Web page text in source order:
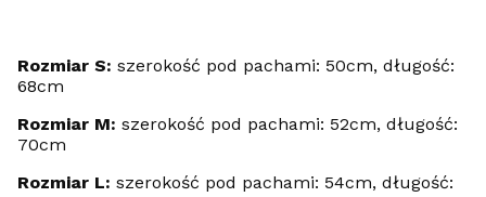
Rozmiar S: szerokość pod pachami: 50cm, długość:
68cm
Rozmiar M: szerokość pod pachami: 52cm, długość:
70cm
Rozmiar L: szerokość pod pachami: 54cm, długość: